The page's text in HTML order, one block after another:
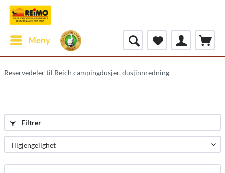
Meny
Reservedeler til Reich campingdusjer, dusjinnredning
Filtrer